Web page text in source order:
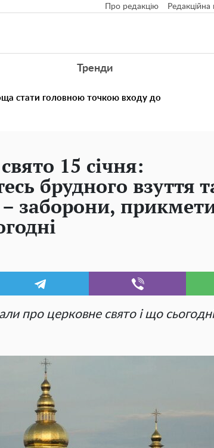
Про редакцію Редакційна
Тренди
стати головною точкою входу до
15 січня:
брудного взуття
– заборони,
про церковне свято і що